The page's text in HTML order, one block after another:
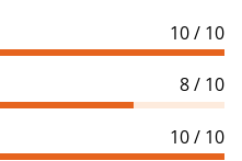
10 / 10
8 / 10
10 / 10